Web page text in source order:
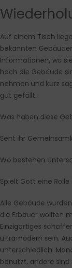
Auf einem Tisch
bekannten
Informationen, wo
hoch die Gebäude
nehmen und kurz
gut gefällt.
Was haben diese
Seht ihr
Wo bestehen
Spielt Gott eine
Alle Gebäude
die Erbauer wollten
Einzigartiges
ultramodern sein.
unterschiedlich.
benutzt, andere sind